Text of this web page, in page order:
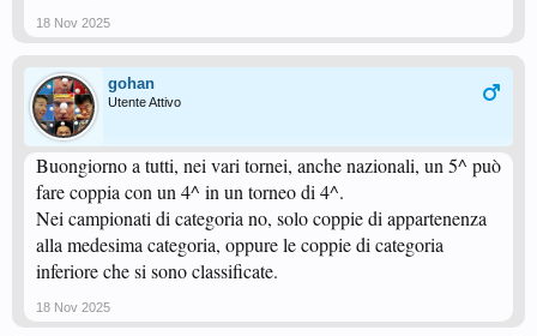
18 Nov 2025
gohan
Utente Attivo
Buongiorno a tutti, nei vari tornei, anche nazionali, un 5^ può
fare coppia con un 4^ in un torneo di 4^.
Nei campionati di categoria no, solo coppie di appartenenza
alla medesima categoria, oppure le coppie di categoria
inferiore che si sono classificate.
18 Nov 2025